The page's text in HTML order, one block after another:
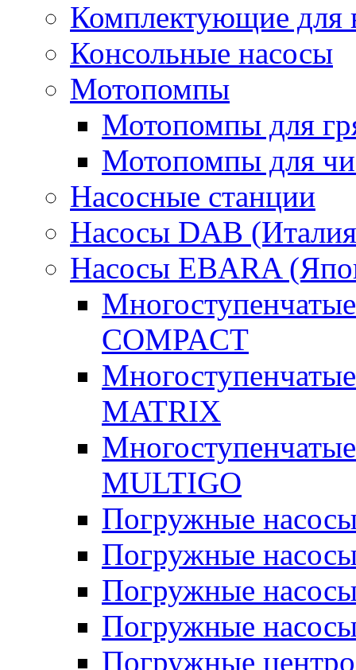
Комплектующие для
Консольные насосы
Мотопомпы
Мотопомпы для
Мотопомпы для
Насосные станции
Насосы DAB
Насосы EBARA
COMPACT
MATRIX
MULTIGO
Погружные
Погружные
Погружные
Погружные
Погружные